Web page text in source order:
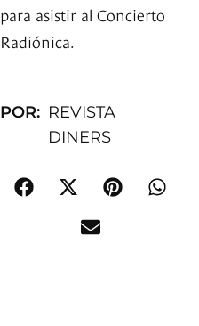
para asistir al Concierto
Radiónica.
POR: REVISTA
DINERS